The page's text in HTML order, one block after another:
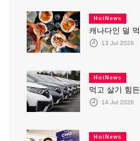
HotNews
캐나다인 덜
13 Jul 2026
HotNews
먹고 살기 힘
14 Jul 2026
HotNews